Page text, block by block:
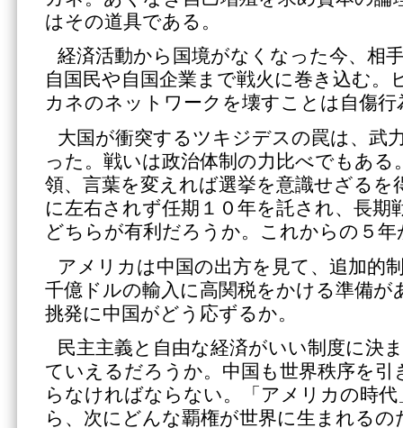
はその道具である。
経済活動から国境がなくなった今、相
自国民や自国企業まで戦火に巻き込む。
カネのネットワークを壊すことは自傷
大国が衝突するツキジデスの罠は、武
った。戦いは政治体制の力比べでもある
領、言葉を変えれば選挙を意識せざるを
に左右されず任期１０年を託され、長期
どちらが有利だろうか。これからの５
アメリカは中国の出方を見て、追加的
千億ドルの輸入に高関税をかける準備が
挑発に中国がどう応ずるか。
民主主義と自由な経済がいい制度に決
ていえるだろうか。中国も世界秩序を引
らなければならない。「アメリカの時
ら、次にどんな覇権が世界に生まれるの